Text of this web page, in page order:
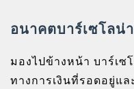
อนาคตบาร์เซโลน่
มองไปข้างหน้า บาร์เซ
ทางการเงินที่รอดอยู่แ